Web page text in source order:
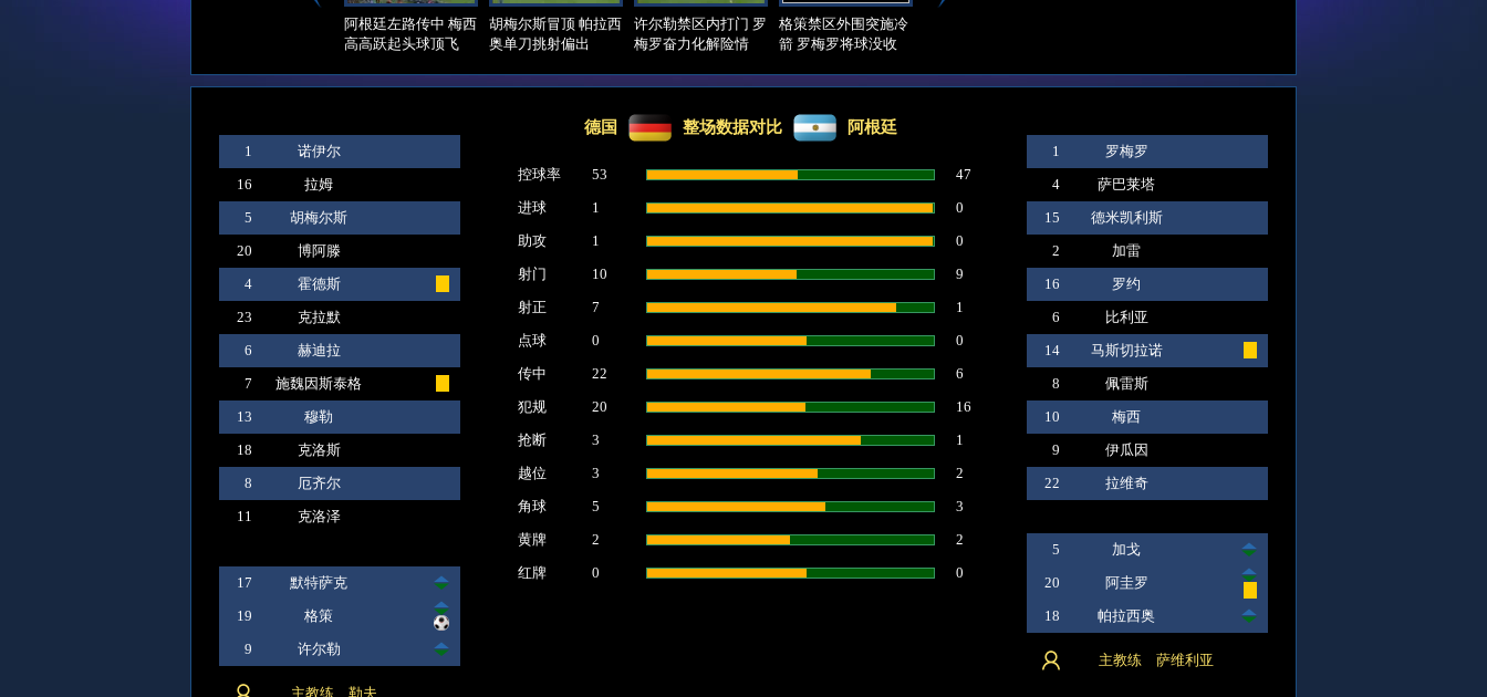
阿根廷左路传中 梅西
高高跃起头球顶飞
胡梅尔斯冒顶 帕拉西
奥单刀挑射偏出
许尔勒禁区内打门 罗
梅罗奋力化解险情
格策禁区外围突施冷
箭 罗梅罗将球没收
1
诺伊尔
16
拉姆
5
胡梅尔斯
20
博阿滕
4
霍德斯
23
克拉默
6
赫迪拉
7
施魏因斯泰格
13
穆勒
18
克洛斯
8
厄齐尔
11
克洛泽
17
默特萨克
19
格策
9
许尔勒
主教练 勒夫
德国 整场数据对比 阿根廷
控球率 53
47
进球
1
0
助攻
1
0
射门
10
9
射正
7
1
点球
0
0
传中
22
6
犯规
20
16
抢断
3
1
越位
3
2
角球
5
3
黄牌
2
2
红牌
0 0
1
罗梅罗
4
萨巴莱塔
15
德米凯利斯
2
加雷
16
罗约
6
比利亚
14
马斯切拉诺
8
佩雷斯
10
梅西
9
伊瓜因
22
拉维奇
5
加戈
20
阿圭罗
18
帕拉西奥
主教练 萨维利亚